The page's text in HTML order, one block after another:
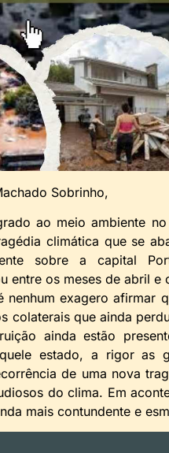
Sobrinho,
ao meio ambiente
climática que se
sobre a capital
entre os meses de abril
nenhum exagero afirmar
colaterais que ainda
ainda estão
estado, a rigor
de uma nova
do clima. Em
mais contundente e